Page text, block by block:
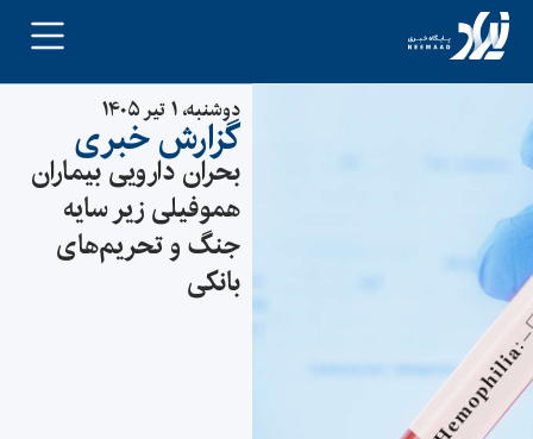
دوشنبه، ۱ تیر ۱۴۰۵
گزارش خبری
بحران دارویی بیماران
هموفیلی زیر سایه
جنگ و تحریم‌های
بانکی